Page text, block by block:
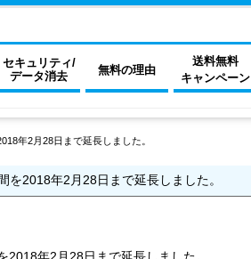
セキュリティ/
データ消去
無料の理由
送料無料
キャンペーン
年2月28日まで延長しました。
を2018年2月28日まで延長しました。